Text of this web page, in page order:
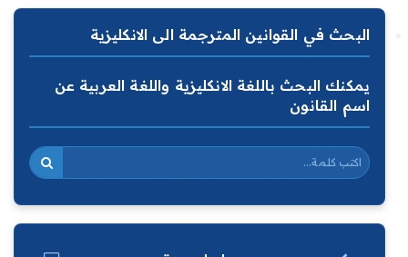
البحث في القوانين المترجمة الى الانكليزية
يمكنك البحث باللغة الانكليزية واللغة العربية عن
اسم القانون